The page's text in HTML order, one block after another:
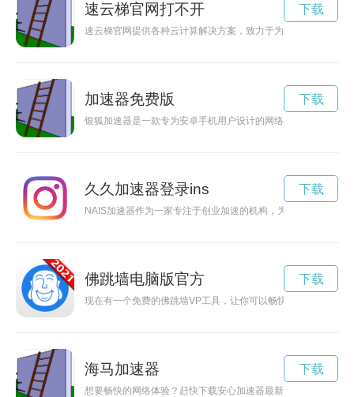
速云梯官网打不开
速云梯官网提供各种云计算解决方案，致力于为用户提供高效
下载
加速器免费版
银狐加速器是一款专为安卓手机用户设计的网络加速工具，能
下载
久久加速器登录ins
NAIS加速器作为一家专注于创业加速的机构，为有创业梦想的
下载
佛跳墙电脑版官方
现在有一个免费的佛跳墙VP工具，让你可以畅快地上网，挑战
下载
海马加速器
想要畅快的网络体验？赶快下载安心加速器最新版，让您上网更
下载